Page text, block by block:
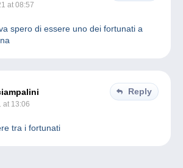
at 08:57
spero di essere uno dei fortunati a
at 13:06
Reply
tra i fortunati